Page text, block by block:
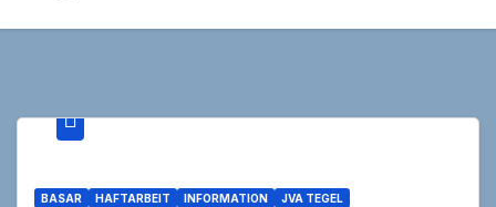
BASAR HAFTARBEIT INFORMATION JVA TEGEL